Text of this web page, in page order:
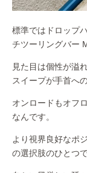
標準ではドロップ
チツーリングバー
見た目は個性が溢
スイープが手首へ
オンロードもオフ
なんです。
より視界良好なポ
の選択肢のひとつで